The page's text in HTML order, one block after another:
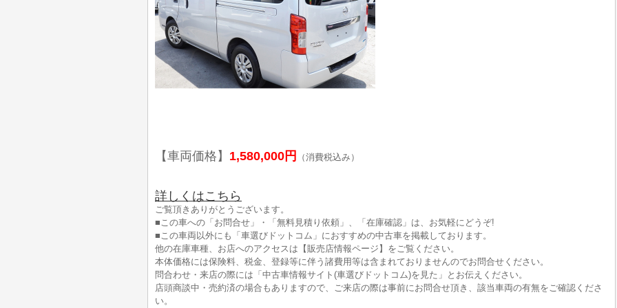
【車両価格】 1,580,000円 （消費税込み）
詳しくはこちら
ご覧頂きありがとうございます。
■この車への「お問合せ」・「無料見積り依頼」、「在庫確認」は、お気軽にどうぞ!
■この車両以外にも「車選びドットコム」におすすめの中古車を掲載しております。
他の在庫車種、お店へのアクセスは【販売店情報ページ】をご覧ください。
本体価格には保険料、税金、登録等に伴う諸費用等は含まれておりませんのでお問合せください。
問合わせ・来店の際には「中古車情報サイト(車選びドットコム)を見た」とお伝えください。
店頭商談中・売約済の場合もありますので、ご来店の際は事前にお問合せ頂き、該当車両の有無をご確認くださ
い。